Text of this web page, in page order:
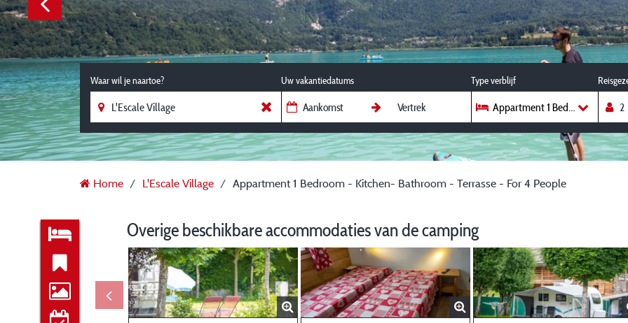
Waar wil je naartoe? Uw vakantiedatums Type verblijf
Appartment 1 Bedroom -
Home L'Escale Village Appartment 1 Bedroom - Kitchen- Bathroom - Terrasse - For 4 People
Overige beschikbare accommodaties van de camping